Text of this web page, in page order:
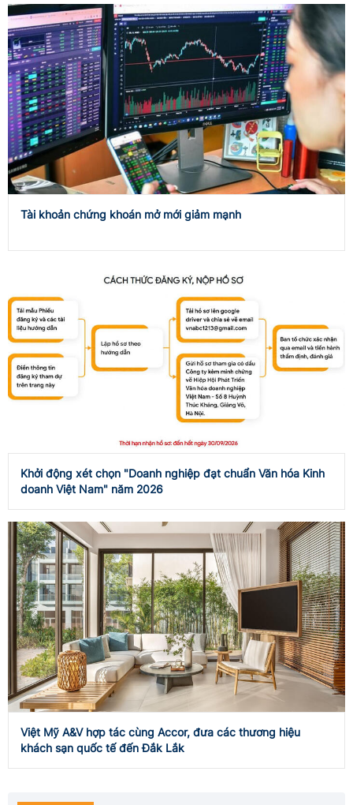
Tài khoản chứng khoán mở mới giảm mạnh
Khởi động xét chọn "Doanh nghiệp đạt chuẩn Văn hóa Kinh
doanh Việt Nam" năm 2026
Việt Mỹ A&V hợp tác cùng Accor, đưa các thương hiệu
khách sạn quốc tế đến Đắk Lắk